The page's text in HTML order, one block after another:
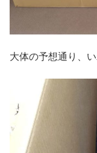
大体の予想通り、